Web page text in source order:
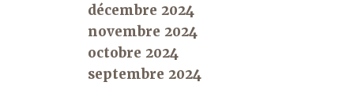
décembre 2024
novembre 2024
octobre 2024
septembre 2024